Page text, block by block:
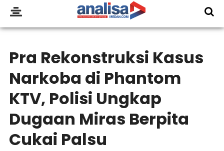
Pra Rekonstruksi Kasus
Narkoba di Phantom
KTV, Polisi Ungkap
Dugaan Miras Berpita
Cukai Palsu